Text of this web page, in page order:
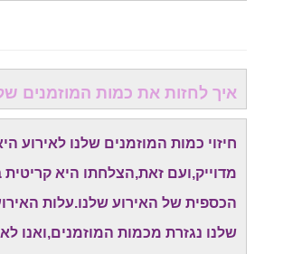
איך לחזות את כמות המוזמנים
חיזוי כמות המוזמנים שלנו לאירוע
מדוייק,ועם זאת,הצלחתו היא
הכספית של האירוע שלנו.עלות
שלנו נגזרת מכמות המוזמנים,ואנו